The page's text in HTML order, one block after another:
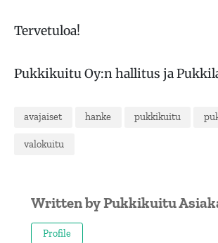
Tervetuloa!
Pukkikuitu Oy:n hallitus ja
avajaiset hanke pukkikuitu
valokuitu
Written byPukkikuitu
Profile